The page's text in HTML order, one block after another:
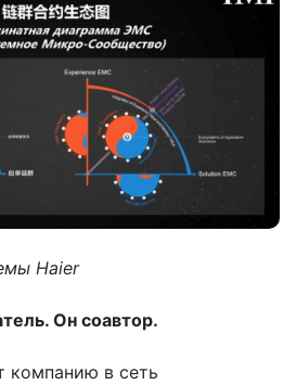
Haier
Он соавтор.
компанию в сеть